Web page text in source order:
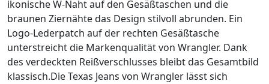
ikonische W-Naht auf den Gesäßtaschen und die
braunen Ziernähte das Design stilvoll abrunden. Ein
Logo-Lederpatch auf der rechten Gesäßtasche
unterstreicht die Markenqualität von Wrangler. Dank
des verdeckten Reißverschlusses bleibt das Gesamtbild
klassisch.Die Texas Jeans von Wrangler lässt sich